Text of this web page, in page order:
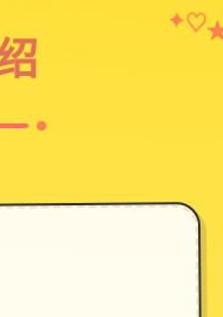
✦♡